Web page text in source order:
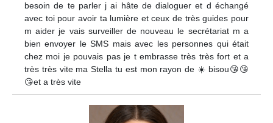
besoin de te parler j ai hâte de dialoguer et d échangé
avec toi pour avoir ta lumière et ceux de très guides pour
m aider je vais surveiller de nouveau le secrétariat m a
bien envoyer le SMS mais avec les personnes qui était
chez moi je pouvais pas je t embrasse très très fort et a
très très vite ma Stella tu est mon rayon de ☀️ bisou😘😘
😘et a très vite